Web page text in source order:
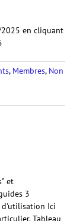
en cliquant
, Membres, Non
et
3
d'utilisation Ici
Tableau